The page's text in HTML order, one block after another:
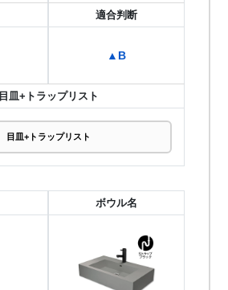
適合判断
▲B
目皿+トラップリスト
目皿+トラップリスト
ボウル名